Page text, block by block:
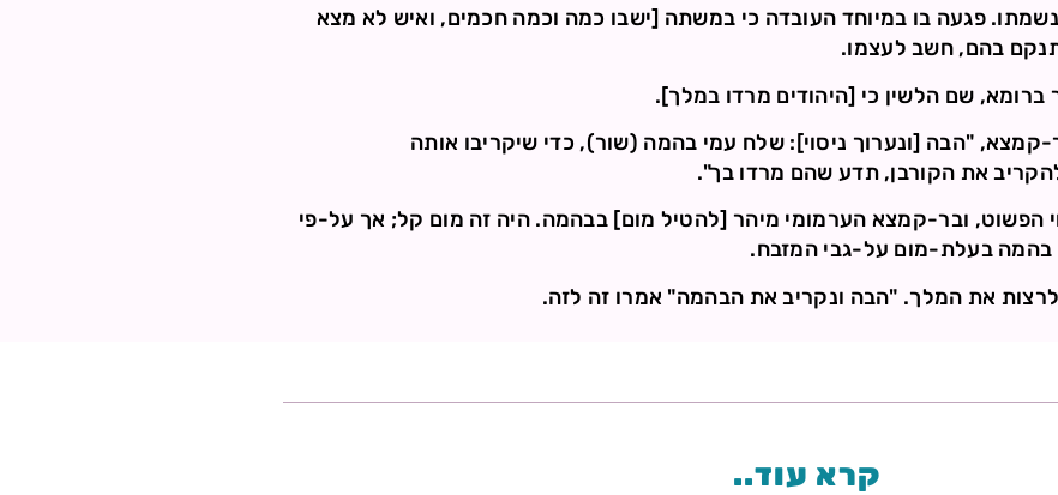
פגעה בו במיוחד העובדה כי במשתה [ישבו כמה וכמה חכמים, ואיש לא מצא
בהם, חשב לעצמו.
שם הלשין כי [היהודים מרדו במלך].
קמצא, "הבה [ונערוך ניסוי]: שלח עמי בהמה (שור), כדי שיקריבו אותה
את הקורבן, תדע שהם מרדו בך".
הפשוט, ובר-קמצא הערמומי מיהר [להטיל מום] בבהמה. היה זה מום קל; אך על-פי
בהמה בעלת-מום על-גבי המזבח.
את המלך. "הבה ונקריב את הבהמה" אמרו זה לזה.
קרא עוד..